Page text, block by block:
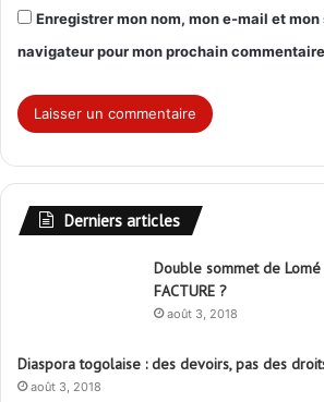
Enregistrer mon nom, mon e-mail et mon
navigateur pour mon prochain
Derniers articles
Double sommet de Lomé
FACTURE ?
août 3, 2018
Diaspora togolaise : des devoirs, pas des
août 3, 2018